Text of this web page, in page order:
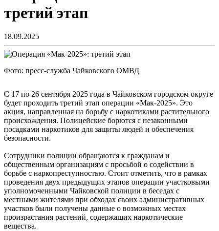
третий этап
18.09.2025
Фото: пресс-служба Чайковского ОМВД
С 17 по 26 сентября 2025 года в Чайковском городском округе
будет проходить третий этап операции «Мак-2025». Это
акция, направленная на борьбу с наркотиками растительного
происхождения. Полицейские борются с незаконными
посадками наркотиков для защиты людей и обеспечения
безопасности.
Сотрудники полиции обращаются к гражданам и
общественным организациям с просьбой о содействии в
борьбе с наркопреступностью. Стоит отметить, что в рамках
проведения двух предыдущих этапов операции участковыми
уполномоченными Чайковской полиции в беседах с
местными жителями при обходах своих административных
участков были получены данные о возможных местах
произрастания растений, содержащих наркотические
вещества.